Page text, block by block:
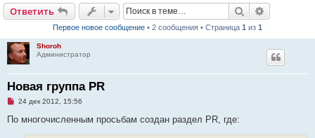
Ответить
Ответить Поиск
Первое новое сообщение • 2 сообщения • Страница 1 из 1
Shoroh
Администратор
Новая группа PR
Н
п
24 дек 2012, 15:56
По многочисленным просьбам создан раздел PR, где: